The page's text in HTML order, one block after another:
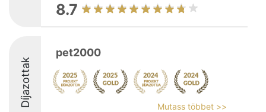
8.7
Díjazottak
pet2000
Mutass többet >>